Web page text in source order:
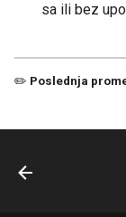
sa ili bez
✏️ Poslednja